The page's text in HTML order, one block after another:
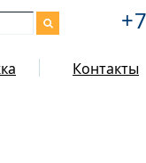
Контакты